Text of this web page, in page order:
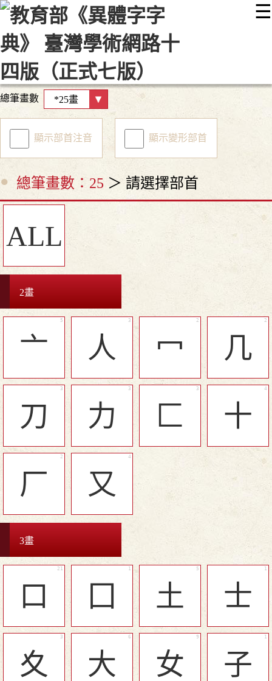
☰
::: 最新消息 常見問題 編輯說明
顯示模式
網站導覽
總筆畫數
顯示部首注音 顯示變形部首
總筆畫數：25 ＞ 請選擇部首
ALL
2畫
亠 人 冖 几
刀 力 匚 十
厂 又
3畫
口 囗 土 士
夊 大 女 子